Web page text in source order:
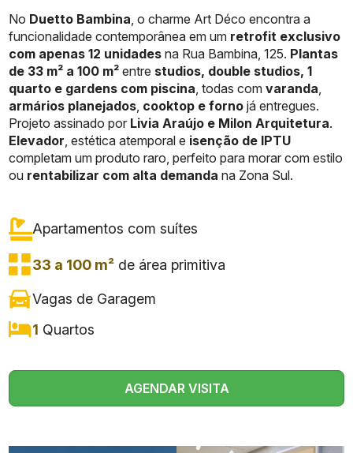
No Duetto Bambina , o charme Art Déco encontra a
funcionalidade contemporânea em um retrofit exclusivo
com apenas 12 unidades na Rua Bambina, 125. Plantas
de 33 m² a 100 m² entre studios, double studios, 1
quarto e gardens com piscina , todas comvaranda
armários planejados cooktop e forno já entregues.
Projeto assinado por Livia Araújo e Milon Arquitetura.
Elevador , estética atemporal e isenção de IPTU
completam um produto raro, perfeito para morar com estilo
ou rentabilizar com alta demanda na Zona Sul.
Apartamentos comsuítes
33 a 100 m² de área primitiva
Vagas de Garagem
1 Quartos
AGENDAR VISITA